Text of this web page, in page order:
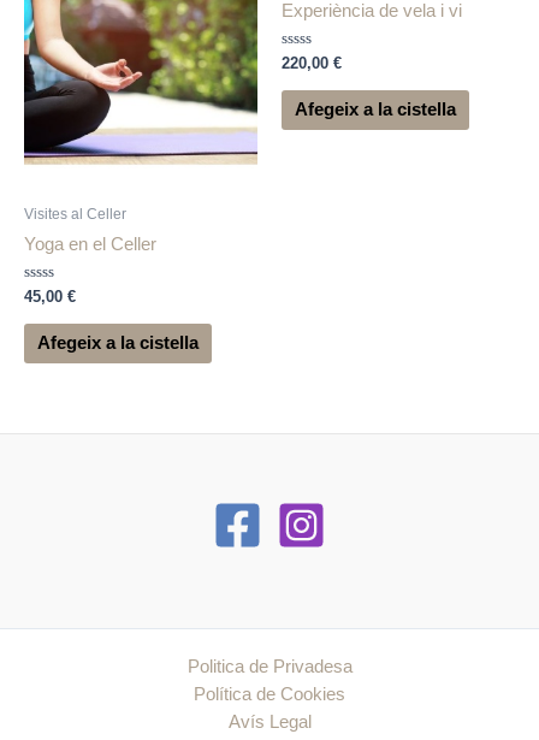
Visites al Celler
Yoga en el Celler
Puntuat
amb
0
45,00 €
Afegeix a la cistella
Experiència de vela i vi
Puntuat
amb
0
220,00 €
Afegeix a la cistella
Politica de Privadesa
Política de Cookies
Avís Legal